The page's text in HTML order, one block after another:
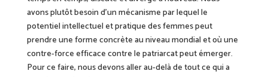
avons plutôt besoin d’un mécanisme par lequel le
potentiel intellectuel et pratique des femmes peut
prendre une forme concrète au niveau mondial et où une
contre-force efficace contre le patriarcat peut émerger.
Pour ce faire, nous devons aller au-delà de tout ce qui a